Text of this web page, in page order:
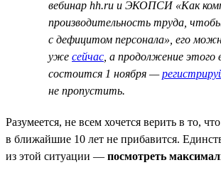
вебинар hh.ru и ЭКОПСИ «Как
производительность труда,
с дефицитом персонала», его
уже сейчас , а продолжение этого
состоится 1 ноября —
не пропустить.
Разумеется, не всем хочется верить в то,
в ближайшие 10 лет не прибавится.
из этой ситуации — посмотреть